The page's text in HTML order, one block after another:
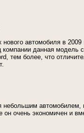
нового автомобиля в
данная модель
тем более, что
небольшим автомобилем,
очень экономичен и